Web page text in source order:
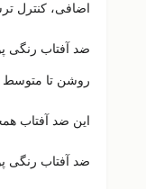
اضافی، کنترل
ضد آفتاب رنگی
روشن تا
این ضد آفتاب
ضد آفتاب رنگی